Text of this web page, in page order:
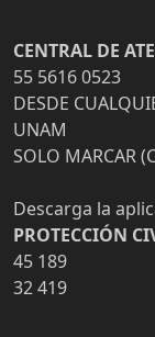
CENTRAL DE
55 5616 0523
DESDE
UNAM
SOLO MARCAR
Descarga la
PROTECCIÓN
45 189
32 419